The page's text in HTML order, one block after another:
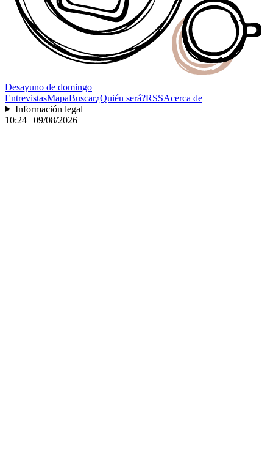
Desayuno de domingo
EntrevistasMapaBuscar¿Quién será?RSSAcerca de
Información legal
10:24 | 09/08/2026